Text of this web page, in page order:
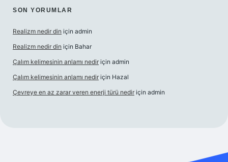
SON YORUMLAR
Realizm nedir din için admin
Realizm nedir din için Bahar
Çalım kelimesinin anlamı nedir için admin
Çalım kelimesinin anlamı nedir için Hazal
Çevreye en az zarar veren enerji türü nedir için admin